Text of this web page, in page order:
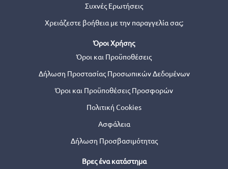
Συχνές Ερωτήσεις
Χρειάζεστε βοήθεια με την παραγγελία σας;
Όροι Χρήσης
Όροι και Προϋποθέσεις
Δήλωση Προστασίας Προσωπικών Δεδομένων
Όροι και Προϋποθέσεις Προσφορών
Πολιτική Cookies
Ασφάλεια
Δήλωση Προσβασιμότητας
Βρες ένα κατάστημα